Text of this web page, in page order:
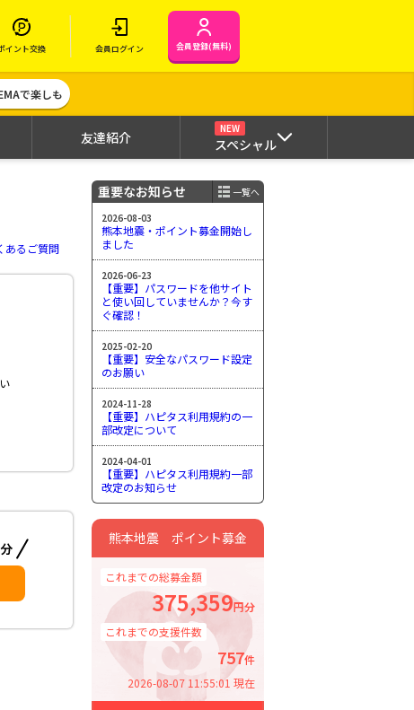
イント交換 会員ログイン 会員登録(無料)
で楽しも
友達紹介
NEW
スペシャル
あるご質問
重要なお知らせ
一覧へ
2026-08-03
熊本地震・ポイント募金開始し
ました
2026-06-23
【重要】パスワードを他サイト
と使い回していませんか？今す
ぐ確認！
2025-02-20
【重要】安全なパスワード設定
のお願い
2024-11-28
【重要】ハピタス利用規約の一
部改定について
2024-04-01
【重要】ハピタス利用規約一部
改定のお知らせ
熊本地震 ポイント募金
これまでの総募金額
375,359円分
これまでの支援件数
757件
2026-08-07 11:55:01 現在